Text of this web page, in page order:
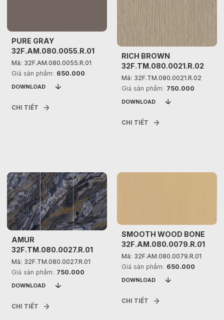
PURE GRAY
32F.AM.080.0055.R.01
Mã: 32F.AM.080.0055.R.01
Giá sản phẩm: 650.000
DOWNLOAD
CHI TIẾT
RICH BROWN
32F.TM.080.0021.R.02
Mã: 32F.TM.080.0021.R.02
Giá sản phẩm: 750.000
DOWNLOAD
CHI TIẾT
AMUR
32F.TM.080.0027.R.01
Mã: 32F.TM.080.0027.R.01
Giá sản phẩm: 750.000
DOWNLOAD
CHI TIẾT
SMOOTH WOOD BONE
32F.AM.080.0079.R.01
Mã: 32F.AM.080.0079.R.01
Giá sản phẩm: 650.000
DOWNLOAD
CHI TIẾT